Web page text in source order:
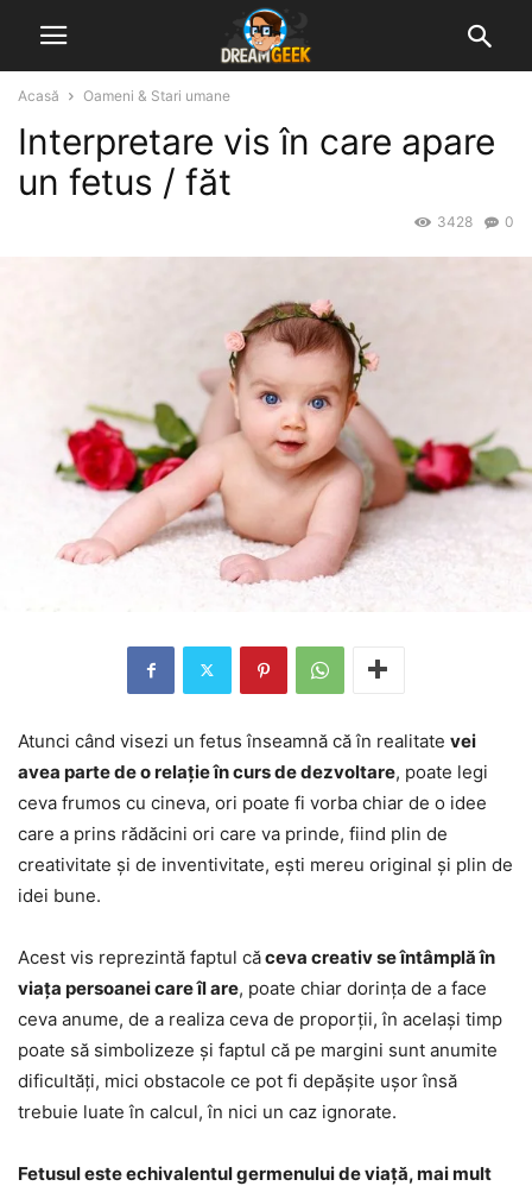
Acasă Oameni & Stari umane
Interpretare vis în care apare
un fetus / făt
0
3428
Atunci când visezi un fetus înseamnă că în realitate vei
avea parte de o relație în curs de dezvoltare, poate legi
ceva frumos cu cineva, ori poate fi vorba chiar de o idee
care a prins rădăcini ori care va prinde, fiind plin de
creativitate și de inventivitate, ești mereu original și plin de
idei bune.
Acest vis reprezintă faptul căceva creativ se întâmplă în
viața persoanei care îl are, poate chiar dorința de a face
ceva anume, de a realiza ceva de proporții, în același timp
poate să simbolizeze și faptul că pe margini sunt anumite
dificultăți, mici obstacole ce pot fi depășite ușor însă
trebuie luate în calcul, în nici un caz ignorate.
Fetusul este echivalentul germenului de viață, mai mult